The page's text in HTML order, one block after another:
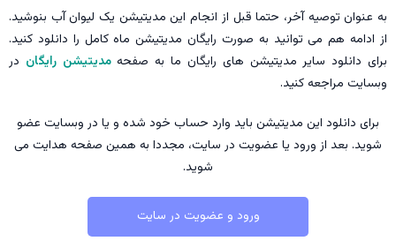
به عنوان توصیه آخر، حتما قبل از انجام این مدیتیشن یک لیوان آب بنوشید.
از ادامه هم می توانید به صورت رایگان مدیتیشن ماه کامل را دانلود کنید.
برای دانلود سایر مدیتیشن های رایگان ما به صفحهمدیتیشن رایگان در
وبسایت مراجعه کنید.
برای دانلود این مدیتیشن باید وارد حساب خود شده و یا در وبسایت عضو
شوید. بعد از ورود یا عضویت در سایت، مجددا به همین صفحه هدایت می
شوید.
ورود و عضویت در سایت